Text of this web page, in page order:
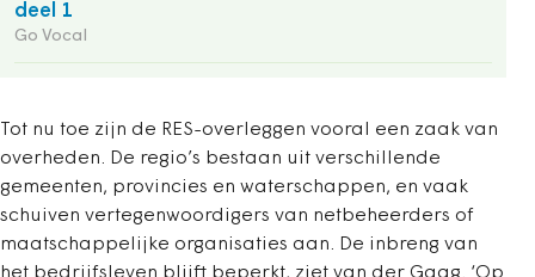
deel 1
Go Vocal
Tot nu toe zijn de RES-overleggen vooral een zaak van
overheden. De regio’s bestaan uit verschillende
gemeenten, provincies en waterschappen, en vaak
schuiven vertegenwoordigers van netbeheerders of
maatschappelijke organisaties aan. De inbreng van